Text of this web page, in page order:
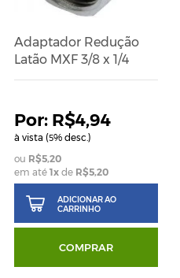
Adaptador Redução
Latão MXF 3/8 x 1/4
R$4,94
à vista (5% desc.)
R$5,20
em até 1xde R$5,20
ADICIONAR AO
CARRINHO
COMPRAR